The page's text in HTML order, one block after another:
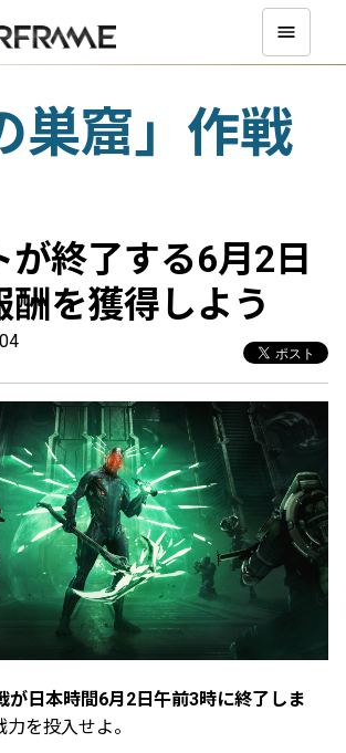
巣窟」作戦
が終了する6月2日
酬を獲得しよう
が日本時間6月2日午前3時に終了しま
を投入せよ。